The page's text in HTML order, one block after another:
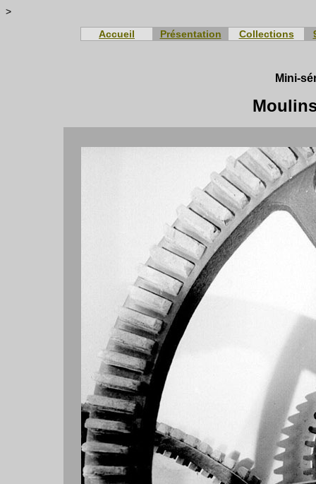
>
Accueil
Présentation Collections
Mini-